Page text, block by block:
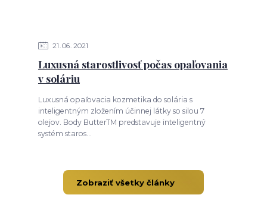
21 06 2021
Luxusná starostlivosť počas opaľovania
v soláriu
Luxusná opaľovacia kozmetika do solária s
inteligentným zložením účinnej látky so silou 7
olejov. Body ButterTM predstavuje inteligentný
systém staros...
Zobraziť všetky články